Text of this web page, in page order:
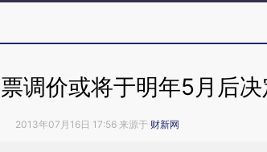
调价或将于明年5月后决
2013年07月16日 17:56 来源于 财新网